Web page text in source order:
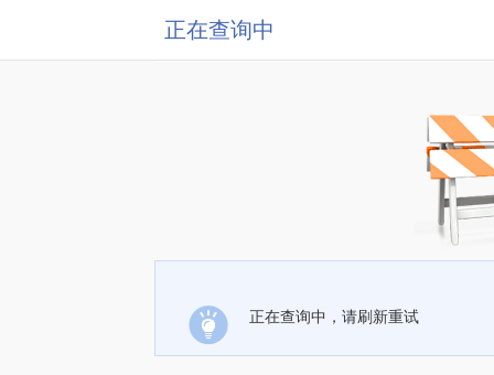
正在查询中
正在查询中，请刷新重试